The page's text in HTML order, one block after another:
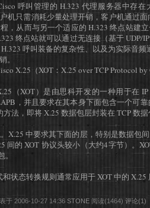
呼叫管理的 H.323 代理服务器中存在
机只需消耗少量处理开销，客户机通过
，从而与另一个适应的 H.323 终点站建
终点站就可以通过无连接（基于 UDP/
呼叫装备的复杂性、以及为实际音
。
X.25（XOT：X.25 over TCP Protocol by
（XOT）是由思科开发的一种用于在
，并且要求在其本身下面包含一个可
法，即将 X.25 数据包层封装在 TCP 数
中要求其下面的层，特别是数据包
间的 XOT 协议头较小（大约4字节）。
态转换规则通常应用于 XOT 中的 X.25
于 2006-10-27 14:36 STONE 阅读(1464) 评论(1)